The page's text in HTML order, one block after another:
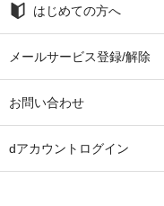
はじめての方へ
メールサービス登録/解除
お問い合わせ
dアカウントログイン